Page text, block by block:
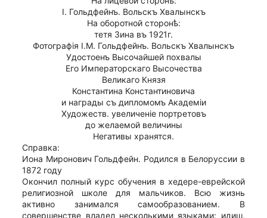
I. Гольдфейнъ. Вольскъ Хвалынскъ
На оборотной сторонѣ:
тетя Зина въ 1921г.
Фотографiя I.М. Гольдфейнъ. Вольскъ Хвалынскъ
Удостоенъ Высочайшей похвалы
Его Императорскаго Высочества
Великаго Князя
Константина Константиновича
и награды съ дипломомъ Академiи
Художеств. увеличенiе портретовъ
до желаемой величины
Негативы хранятся.
Справка:
Иона Миронович Гольдфейн. Родился в Белоруссии в
1872 году
Окончил полный курс обучения в хедере-еврейской
религиозной школе для мальчиков. Всю жизнь
активно занимался самообразованием. В
совершенстве владел несколькими языками: идиш,